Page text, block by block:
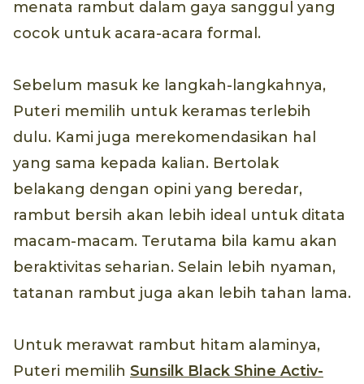
menata rambut dalam gaya sanggul yang
cocok untuk acara-acara formal.
Sebelum masuk ke langkah-langkahnya,
Puteri memilih untuk keramas terlebih
dulu. Kami juga merekomendasikan hal
yang sama kepada kalian. Bertolak
belakang dengan opini yang beredar,
rambut bersih akan lebih ideal untuk ditata
macam-macam. Terutama bila kamu akan
beraktivitas seharian. Selain lebih nyaman,
tatanan rambut juga akan lebih tahan lama.
Untuk merawat rambut hitam alaminya,
Puteri memilih Sunsilk Black Shine Activ-